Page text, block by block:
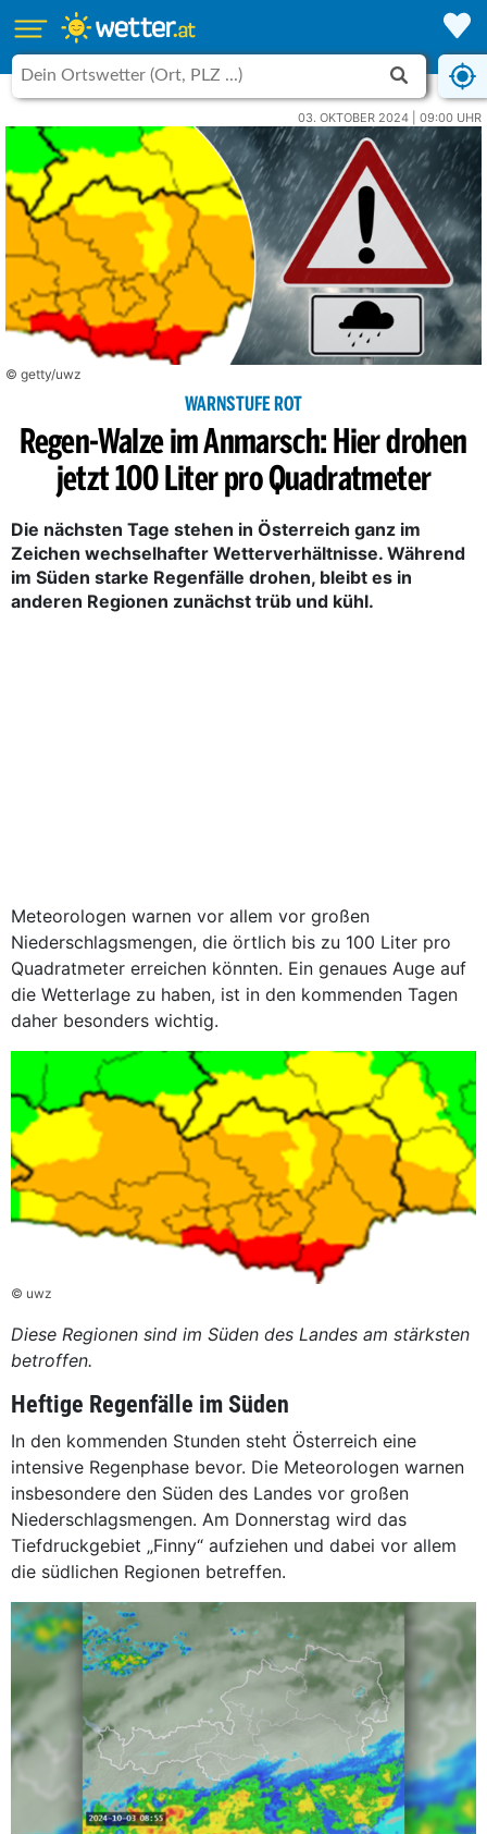
03. OKTOBER 2024 | 09:00 UHR
© getty/uwz
WARNSTUFE ROT
Regen-Walze im Anmarsch: Hier drohen
jetzt 100 Liter pro Quadratmeter
Die nächsten Tage stehen in Österreich ganz im
Zeichen wechselhafter Wetterverhältnisse. Während
im Süden starke Regenfälle drohen, bleibt es in
anderen Regionen zunächst trüb und kühl.
Meteorologen warnen vor allem vor großen
Niederschlagsmengen, die örtlich bis zu 100 Liter pro
Quadratmeter erreichen könnten. Ein genaues Auge auf
die Wetterlage zu haben, ist in den kommenden Tagen
daher besonders wichtig.
© uwz
Diese Regionen sind im Süden des Landes am stärksten
betroffen.
Heftige Regenfälle im Süden
In den kommenden Stunden steht Österreich eine
intensive Regenphase bevor. Die Meteorologen warnen
insbesondere den Süden des Landes vor großen
Niederschlagsmengen. Am Donnerstag wird das
Tiefdruckgebiet „Finny“ aufziehen und dabei vor allem
die südlichen Regionen betreffen.